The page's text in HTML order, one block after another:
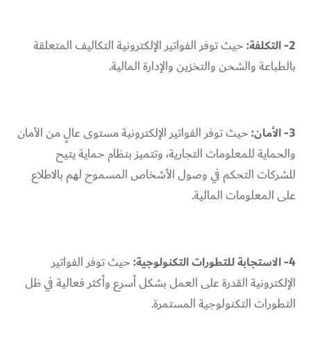
2- التكلفة:
حيث توفر الفواتير الإلكترونية التكاليف المتعلقة
بالطباعة والشحن والتخزين والإدارة المالية.
3- الأمان:
حيث توفر الفواتير الإلكترونية مستوى عالٍ من الأمان
والحماية للمعلومات التجارية، وتتميز بنظام حماية يتيح
للشركات التحكم في وصول الأشخاص المسموح لهم بالاطلاع
على المعلومات المالية.
4- الاستجابة للتطورات التكنولوجية:
حيث توفر الفواتير
الإلكترونية القدرة على العمل بشكل أسرع وأكثر فعالية في ظل
التطورات التكنولوجية المستمرة.